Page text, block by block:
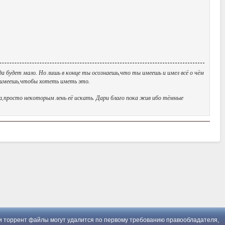
будет мало. Но лишь в конце ты осознаешь,что ты имеешь и имел всё о чём
хотеть иметь это.
некоторым лень её искать. Дари благо пока жив ибо тёмные
файлы могут удалится по первому требованию правообладателя,